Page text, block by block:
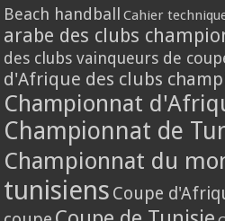
Beach handball Cahier
arabe des clubs
des clubs vainqueurs de
d'Afrique des clubs
Championnat
Championnat de
Championnat du
tunisiens Coupe